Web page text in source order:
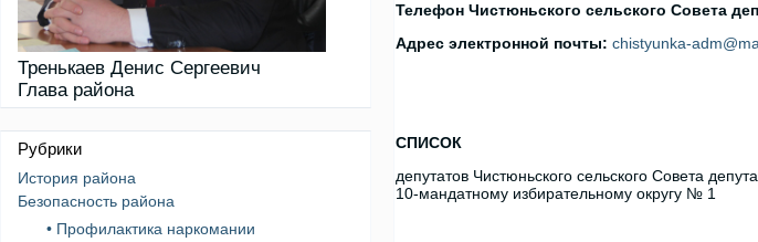
Телефон Чистюньского сельского Совета
Адрес электронной почты: chistyunka-
СПИСОК
депутатов Чистюньского сельского Совета
10-мандатному избирательному округу № 1
Тренькаев Денис Сергеевич
Глава района
Рубрики
История района
Безопасность района
• Профилактика наркомании